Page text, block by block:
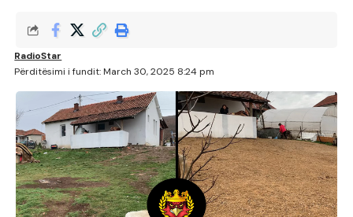
Përditësimi i fundit: March 30, 2025 8:24 pm
RadioStar